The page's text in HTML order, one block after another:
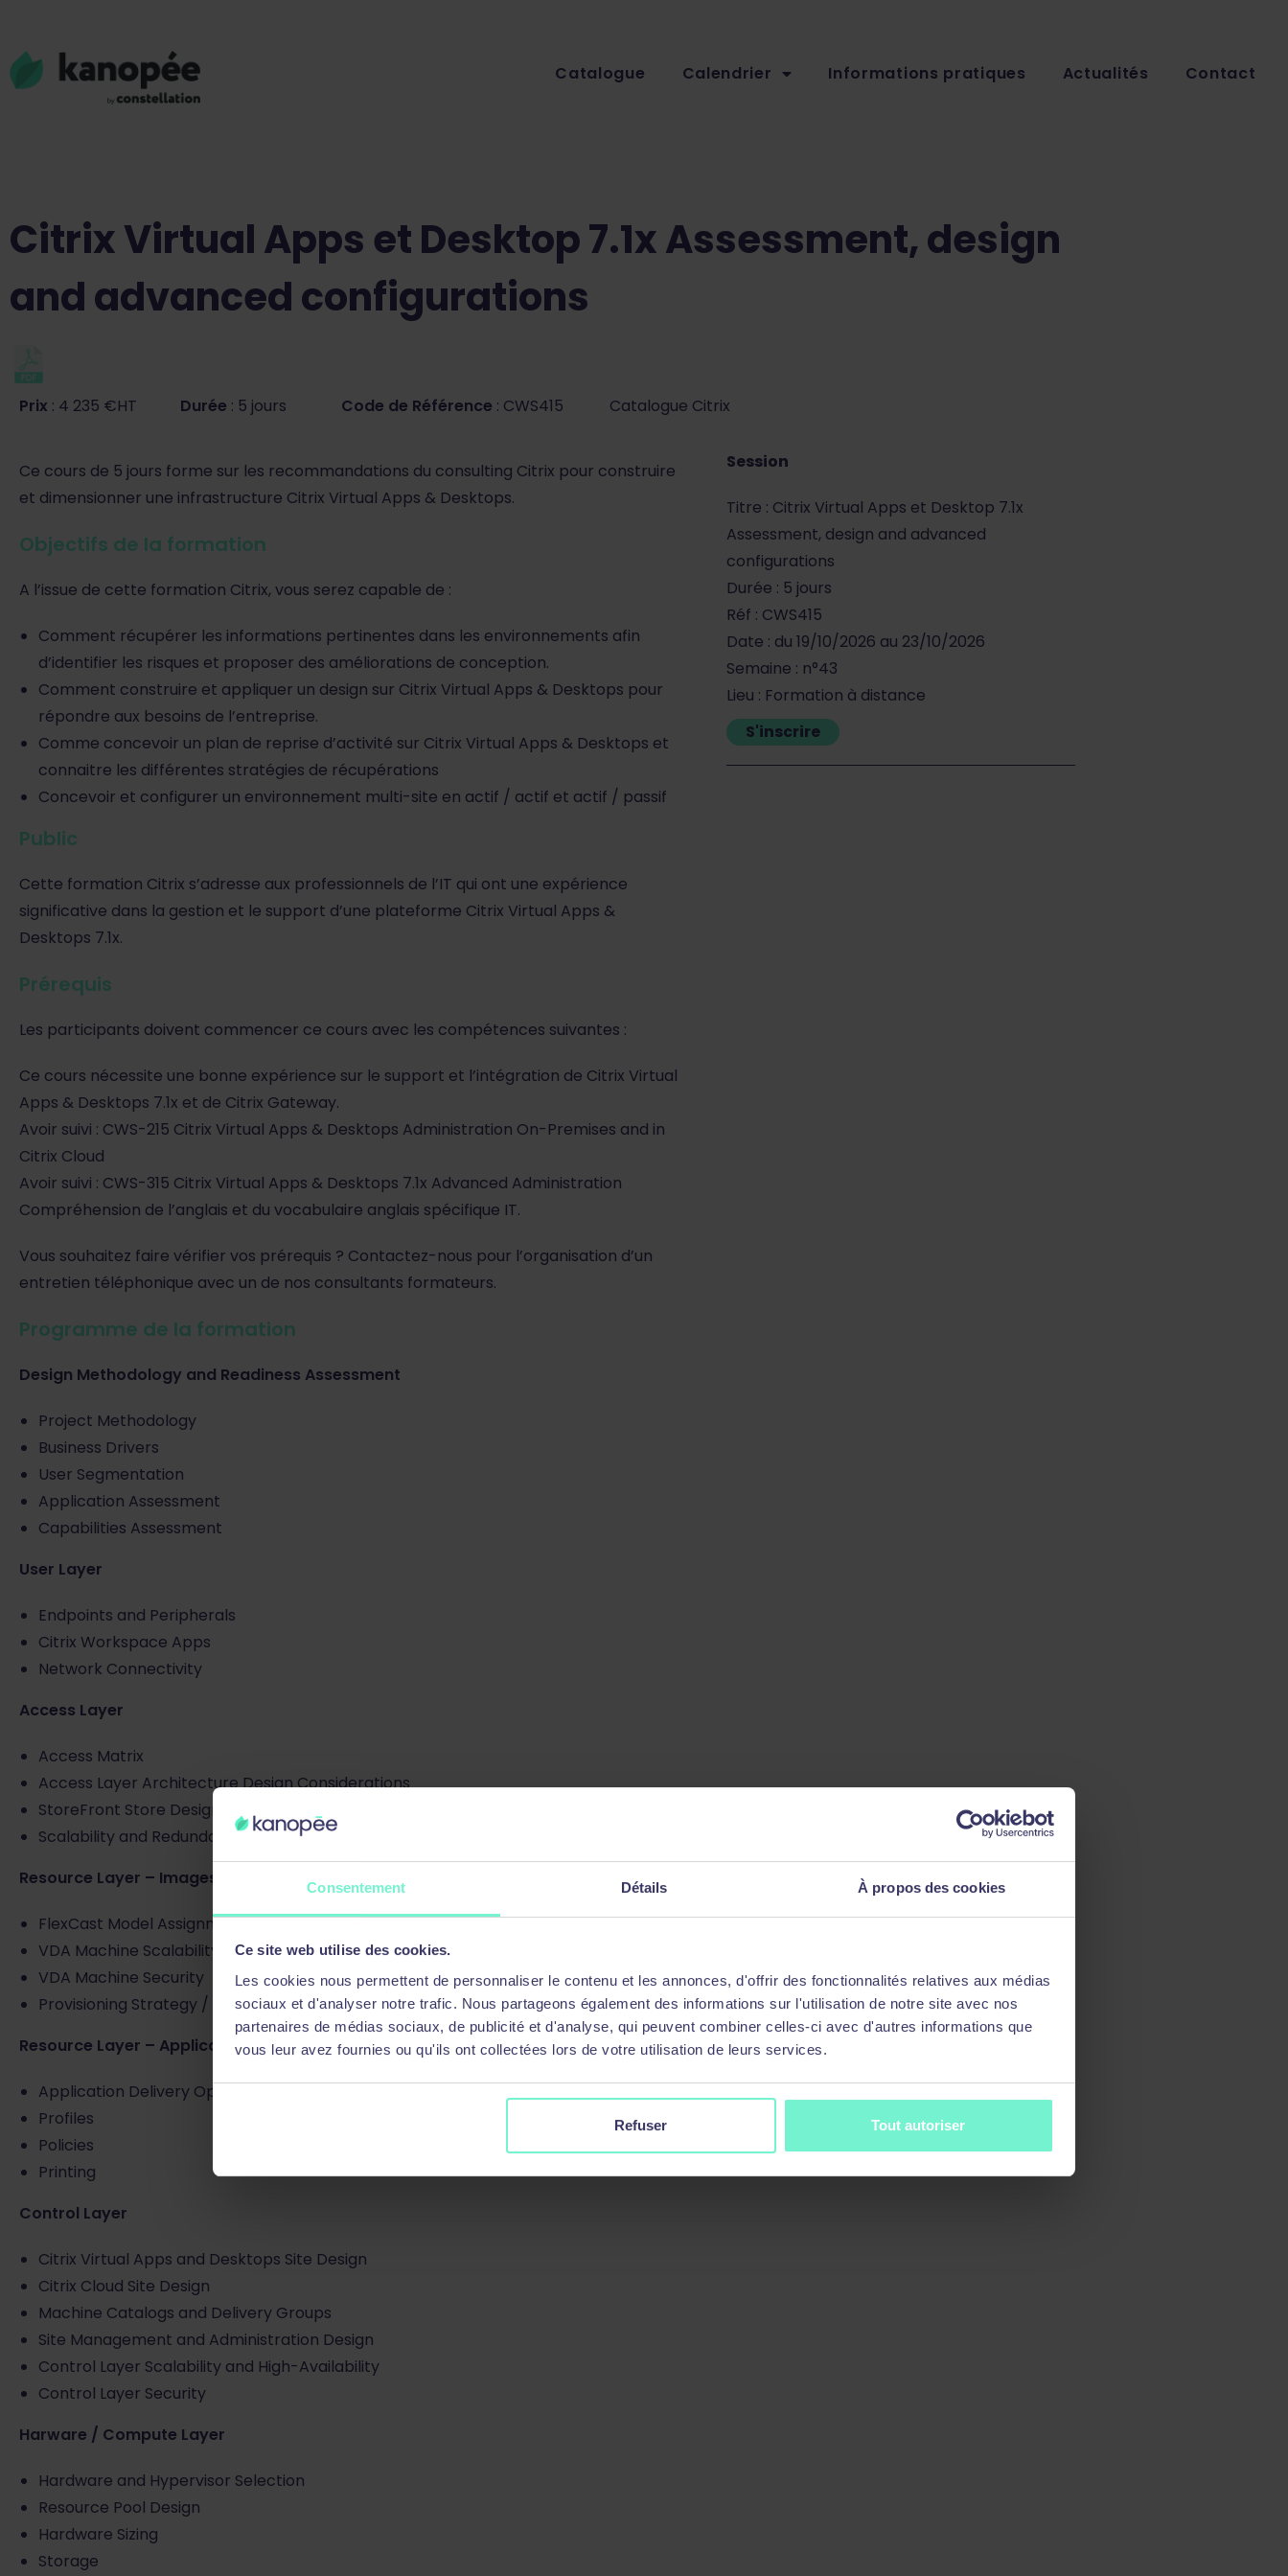
Consentement Détails À propos des cookies
Ce site web utilise des cookies.
Les cookies nous permettent de personnaliser le contenu et les annonces, d'offrir des fonctionnalités relatives aux médias
sociaux et d'analyser notre trafic. Nous partageons également des informations sur l'utilisation de notre site avec nos
partenaires de médias sociaux, de publicité et d'analyse, qui peuvent combiner celles-ci avec d'autres informations que
vous leur avez fournies ou qu'ils ont collectées lors de votre utilisation de leurs services.
Refuser Tout autoriser
Catalogue Calendrier Informations pratiques Actualités Contact
Citrix Virtual Apps et Desktop 7.1x Assessment, design
and advanced configurations
Prix : 4 235 €HT Durée : 5 jours Code de Référence : CWS415 Catalogue Citrix
Ce cours de 5 jours forme sur les recommandations du consulting Citrix pour construire
et dimensionner une infrastructure Citrix Virtual Apps & Desktops.
Objectifs de la formation
A l’issue de cette formation Citrix, vous serez capable de :
Comment récupérer les informations pertinentes dans les environnements afin
d’identifier les risques et proposer des améliorations de conception.
Comment construire et appliquer un design sur Citrix Virtual Apps & Desktops pour
répondre aux besoins de l’entreprise.
Comme concevoir un plan de reprise d’activité sur Citrix Virtual Apps & Desktops et
connaitre les différentes stratégies de récupérations
Concevoir et configurer un environnement multi-site en actif / actif et actif / passif
Public
Cette formation Citrix s’adresse aux professionnels de l’IT qui ont une expérience
significative dans la gestion et le support d’une plateforme Citrix Virtual Apps &
Desktops 7.1x.
Prérequis
Les participants doivent commencer ce cours avec les compétences suivantes :
Ce cours nécessite une bonne expérience sur le support et l’intégration de Citrix Virtual
Apps & Desktops 7.1x et de Citrix Gateway.
Avoir suivi : CWS-215 Citrix Virtual Apps & Desktops Administration On-Premises and in
Citrix Cloud
Avoir suivi : CWS-315 Citrix Virtual Apps & Desktops 7.1x Advanced Administration
Compréhension de l’anglais et du vocabulaire anglais spécifique IT.
Vous souhaitez faire vérifier vos prérequis ? Contactez-nous pour l’organisation d’un
entretien téléphonique avec un de nos consultants formateurs.
Programme de la formation
Design Methodology and Readiness Assessment
Project Methodology
Business Drivers
User Segmentation
Application Assessment
Capabilities Assessment
User Layer
Endpoints and Peripherals
Citrix Workspace Apps
Network Connectivity
Access Layer
Access Matrix
Access Layer Architecture Design Considerations
StoreFront Store Design
Scalability and Redundancy
Resource Layer – Images
FlexCast Model Assignment
VDA Machine Scalability
VDA Machine Security
Provisioning Strategy / Image Management
Resource Layer – Applications and Personalization
Application Delivery Options
Profiles
Policies
Printing
Control Layer
Citrix Virtual Apps and Desktops Site Design
Citrix Cloud Site Design
Machine Catalogs and Delivery Groups
Site Management and Administration Design
Control Layer Scalability and High-Availability
Control Layer Security
Harware / Compute Layer
Hardware and Hypervisor Selection
Resource Pool Design
Hardware Sizing
Storage
Session
Titre : Citrix Virtual Apps et Desktop 7.1x
Assessment, design and advanced
configurations
Durée : 5 jours
Réf : CWS415
Date : du 19/10/2026 au 23/10/2026
Semaine : n°43
Lieu : Formation à distance
S'inscrire